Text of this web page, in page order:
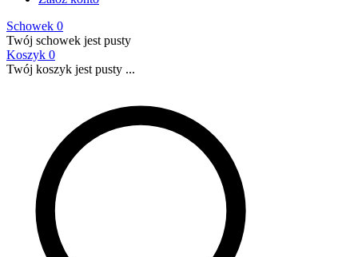
Schowek 0
Twój schowek jest pusty
Koszyk 0
Twój koszyk jest pusty ...